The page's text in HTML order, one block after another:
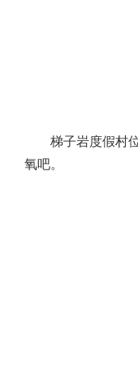
梯子岩度假村
氧吧。